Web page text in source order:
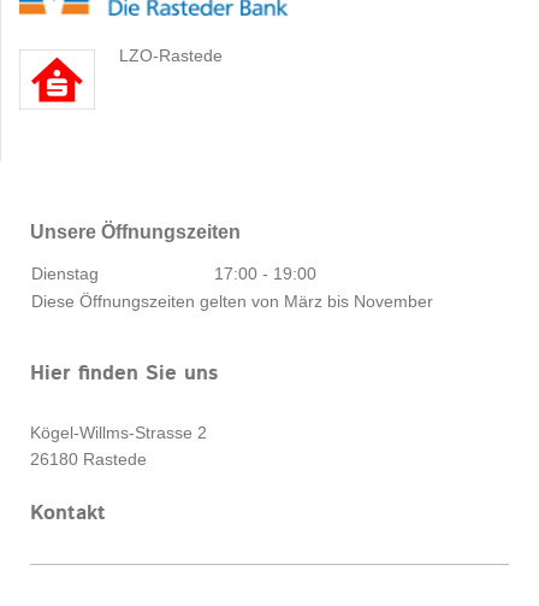
LZO-Rastede
Unsere Öffnungszeiten
Dienstag 17:00 - 19:00
Diese Öffnungszeiten gelten von März bis November
Hier finden Sie uns
Kögel-Willms-Strasse 2
26180 Rastede
Kontakt